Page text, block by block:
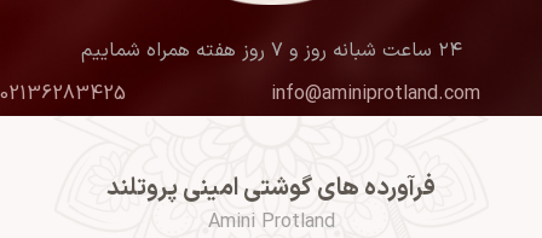
۲۴ ساعت شبانه روز و ۷ روز هفته همراه شماییم
info@aminiprotland.com
02136283425
فرآورده های گوشتی امینی پروتلند
Amini Protland